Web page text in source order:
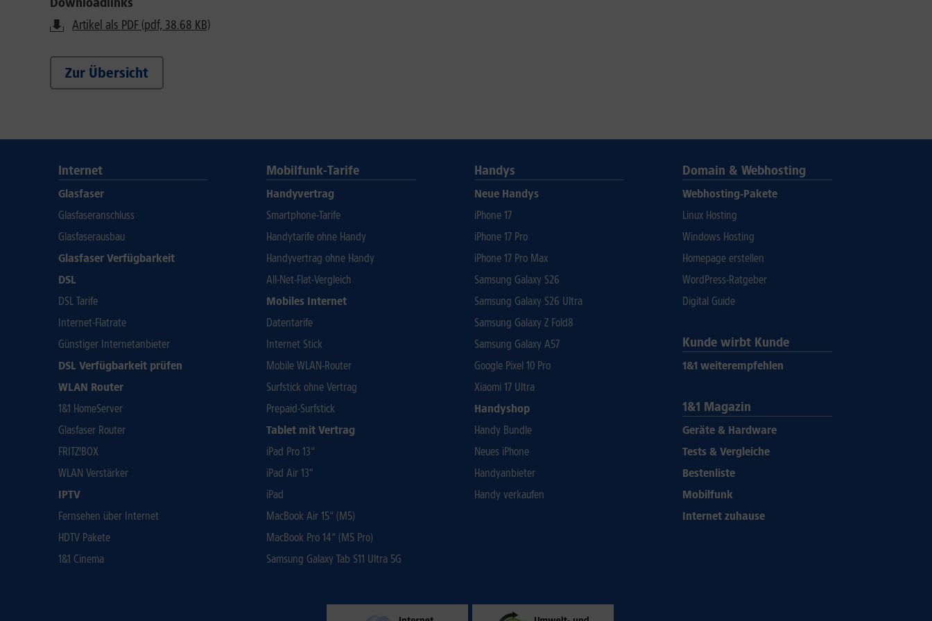
Artikel als PDF (pdf, 38.68 KB)
Zur Übersicht
Internet
Glasfaser
Glasfaseranschluss
Glasfaserausbau
Glasfaser Verfügbarkeit
DSL
DSL Tarife
Internet-Flatrate
Günstiger Internetanbieter
DSL Verfügbarkeit prüfen
WLAN Router
1&1 HomeServer
Glasfaser Router
FRITZ!BOX
WLAN Verstärker
IPTV
Fernsehen über Internet
HDTV Pakete
1&1 Cinema
Mobilfunk-Tarife
Handyvertrag
Smartphone-Tarife
Handytarife ohne Handy
Handyvertrag ohne Handy
All-Net-Flat-Vergleich
Mobiles Internet
Datentarife
Internet Stick
Mobile WLAN-Router
Surfstick ohne Vertrag
Prepaid-Surfstick
Tablet mit Vertrag
iPad Pro 13“
iPad Air 13"
iPad
MacBook Air 15“ (M5)
MacBook Pro 14“ (M5 Pro)
Samsung Galaxy Tab S11 Ultra 5G
Handys
Neue Handys
iPhone 17
iPhone 17 Pro
iPhone 17 Pro Max
Samsung Galaxy S26
Samsung Galaxy S26 Ultra
Samsung Galaxy Z Fold8
Samsung Galaxy A57
Google Pixel 10 Pro
Xiaomi 17 Ultra
Handyshop
Handy Bundle
Neues iPhone
Handyanbieter
Handy verkaufen
Domain & Webhosting
Webhosting-Pakete
Linux Hosting
Windows Hosting
Homepage erstellen
WordPress-Ratgeber
Digital Guide
Kunde wirbt Kunde
1&1 weiterempfehlen
1&1 Magazin
Geräte & Hardware
Tests & Vergleiche
Bestenliste
Mobilfunk
Internet zuhause